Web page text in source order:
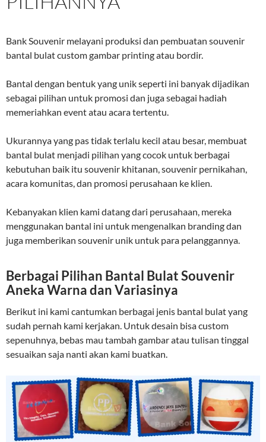
Bank Souvenir melayani produksi dan pembuatan souvenir
bantal bulat custom gambar printing atau bordir.
Bantal dengan bentuk yang unik seperti ini banyak dijadikan
sebagai pilihan untuk promosi dan juga sebagai hadiah
memeriahkan event atau acara tertentu.
Ukurannya yang pas tidak terlalu kecil atau besar, membuat
bantal bulat menjadi pilihan yang cocok untuk berbagai
kebutuhan baik itu souvenir khitanan, souvenir pernikahan,
acara komunitas, dan promosi perusahaan ke klien.
Kebanyakan klien kami datang dari perusahaan, mereka
menggunakan bantal ini untuk mengenalkan branding dan
juga memberikan souvenir unik untuk para pelanggannya.
Berbagai Pilihan Bantal Bulat Souvenir
Aneka Warna dan Variasinya
Berikut ini kami cantumkan berbagai jenis bantal bulat yang
sudah pernah kami kerjakan. Untuk desain bisa custom
sepenuhnya, bebas mau tambah gambar atau tulisan tinggal
sesuaikan saja nanti akan kami buatkan.